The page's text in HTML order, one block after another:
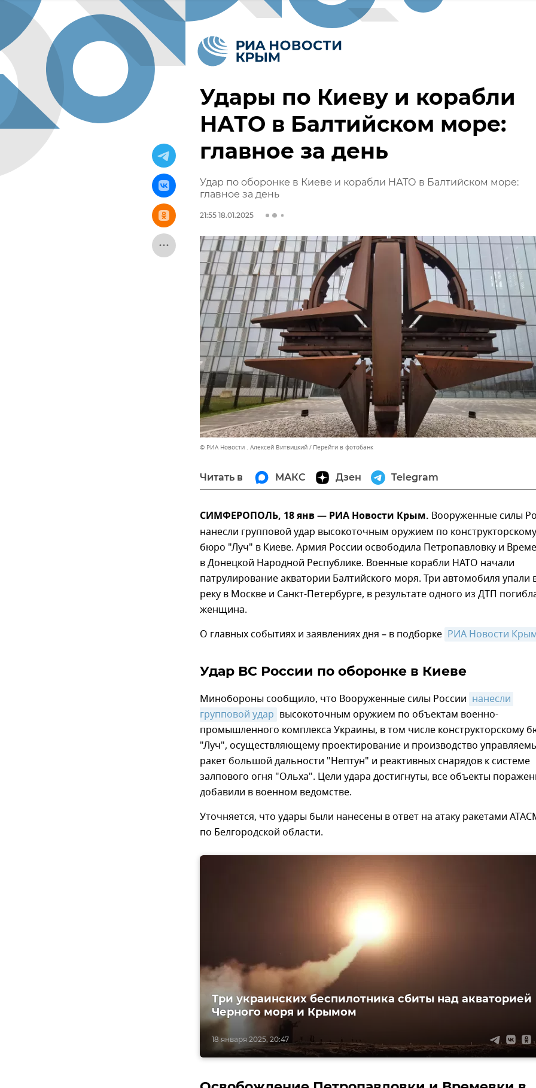
Удары по Киеву и корабли
НАТО в Балтийском море:
главное за день
Удар по оборонке в Киеве и корабли НАТО в Балтийском море:
главное за день
21:55 18.01.2025
© РИА Новости . Алексей Витвицкий Перейти в фотобанк
Читать в МАКС Дзен Telegram
СИМФЕРОПОЛЬ, 18 янв — РИА Новости Крым. Вооруженные силы
нанесли групповой удар высокоточным оружием по конструкторскому
бюро "Луч" в Киеве. Армия России освободила Петропавловку и
в Донецкой Народной Республике. Военные корабли НАТО начали
патрулирование акватории Балтийского моря. Три автомобиля упали
реку в Москве и Санкт-Петербурге, в результате одного из ДТП
женщина.
О главных событиях и заявлениях дня – в подборке РИА Новости
Удар ВС России по оборонке в Киеве
Минобороны сообщило, что Вооруженные силы России нанесли
групповой удар высокоточным оружием по объектам военно-
промышленного комплекса Украины, в том числе конструкторскому
"Луч", осуществляющему проектирование и производство
ракет большой дальности "Нептун" и реактивных снарядов к системе
залпового огня "Ольха". Цели удара достигнуты, все объекты
добавили в военном ведомстве.
Уточняется, что удары были нанесены в ответ на атаку ракетами
по Белгородской области.
18 января 2025, 20:47
Три украинских беспилотника сбиты над акваторией
Черного моря и Крымом